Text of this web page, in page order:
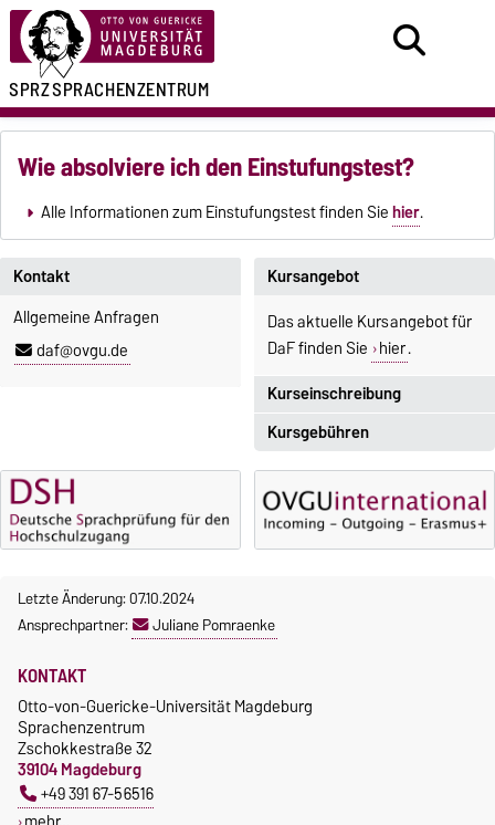
SPRZSPRACHENZENTRUM
Wie absolviere ich den Einstufungstest?
Alle Informationen zum Einstufungstest finden Siehier.
Kontakt
Allgemeine Anfragen
daf@ovgu.de
Kurseinschreibung
Einschreibezeitraum:
5. Oktober 2026, 9.00 Uhr bis
23. Oktober 2026, 18 Uhr
Moodle
OVGU-Account
Oktober 2026.
Kursteilnahme nur nach
Anmeldung
Kursangebot
Das aktuelle Kursangebot für
DaF finden Sie hier.
Kursgebühren
Sprachkurse sind i. d. R.
gebührenpflichtig.
Gebühren
curricularer Sprachausbildung
Incomings
Letzte Änderung: 07.10.2024
Ansprechpartner:
Juliane Pomraenke
KONTAKT
Otto-von-Guericke-Universität Magdeburg
Sprachenzentrum
Zschokkestraße 32
39104 Magdeburg
+49 391 67-56516